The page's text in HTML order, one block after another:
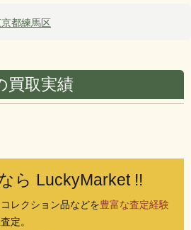
都練馬区
買取実績
ら LuckyMarket !!
レクション品などを豊富な査定経験
定。